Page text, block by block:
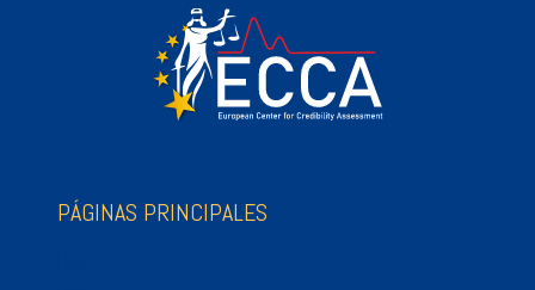
PÁGINAS PRINCIPALES